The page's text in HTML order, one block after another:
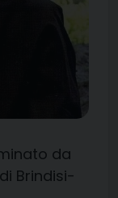
da
Brindisi-